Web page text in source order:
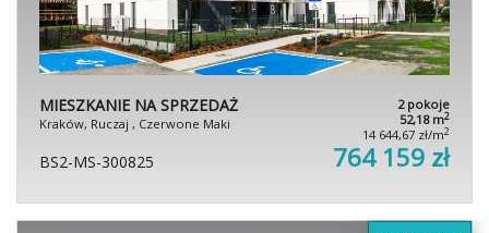
MIESZKANIE NA SPRZEDAŻ
Kraków, Ruczaj , Czerwone Maki
2 pokoje
52,18 m2
14 644,67 zł/m2
BS2-MS-300825 764 159 zł